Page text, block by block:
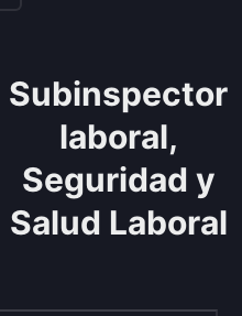
Subinspector
laboral,
Seguridad y
Salud Laboral